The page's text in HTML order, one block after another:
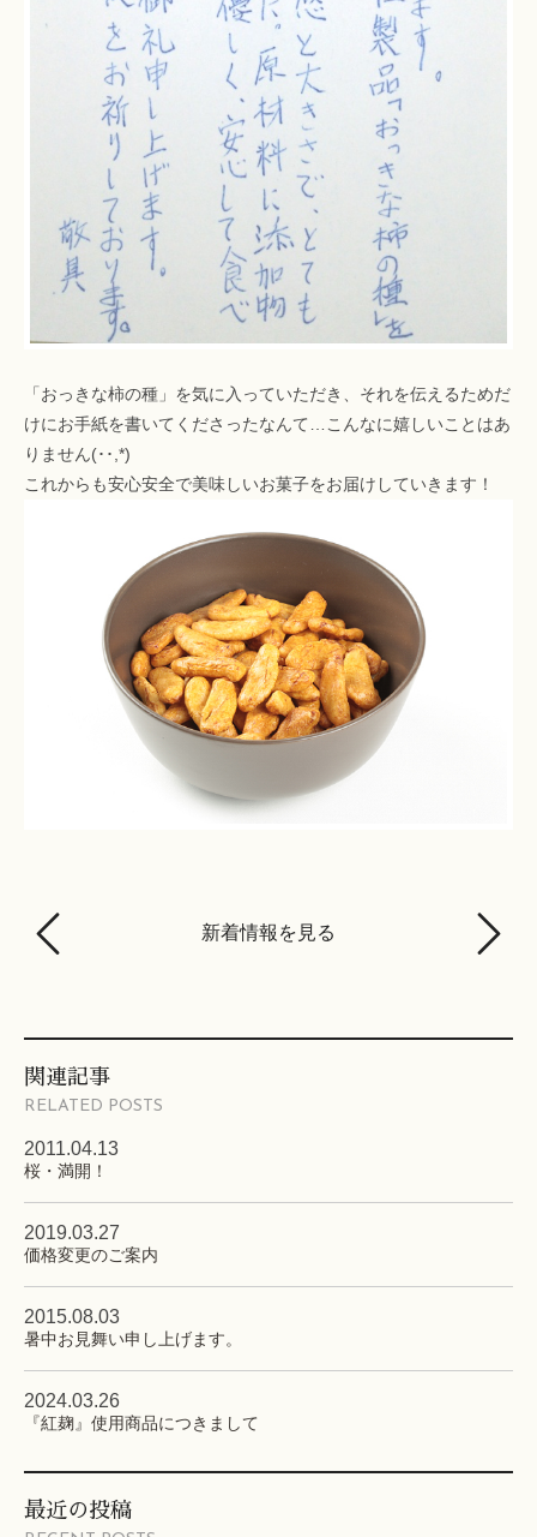
最近の投稿
「おっきな柿の種」を気に入っていただき、それを伝えるためだ
けにお手紙を書いてくださったなんて…こんなに嬉しいことはあ
りません(･･,*)
これからも安心安全で美味しいお菓子をお届けしていきます！
新着情報を見る
関連記事
RELATED POSTS
2011.04.13
桜・満開！
2019.03.27
価格変更のご案内
2015.08.03
暑中お見舞い申し上げます。
2024.03.26
『紅麹』使用商品につきまして